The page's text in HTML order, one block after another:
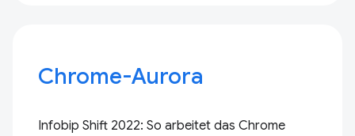
Chrome-Aurora
Infobip Shift 2022: So arbeitet das Chrome